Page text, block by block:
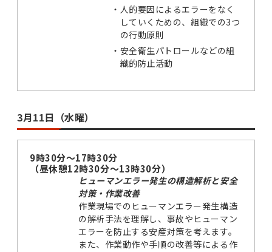
・ 人的要因によるエラーをなく
していくための、組織での3つ
の行動原則
・ 安全衛生パトロールなどの組
織的防止活動
3月11日（水曜）
9時30分～17時30分
（昼休憩12時30分～13時30分）
ヒューマンエラー発生の構造解析と安全
対策・作業改善
作業現場でのヒューマンエラー発生構造
の解析手法を理解し、事故やヒューマン
エラーを防止する安産対策を考えます。
また、作業動作や手順の改善等による作